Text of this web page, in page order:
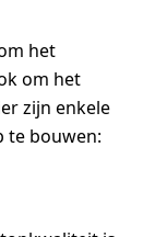
het
om het
zijn enkele
te bouwen: